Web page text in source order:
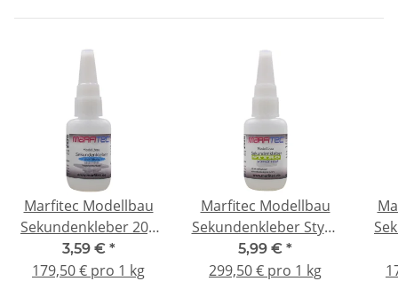
Marfitec Modellbau
Sekundenkleber 20g
dickflüssig - Metall
Nadelverschluss
3,59 € *
179,50 € pro 1 kg
Marfitec Modellbau
Sekundenkleber Styro
20g - wasserfest
5,99 € *
299,50 € pro 1 kg